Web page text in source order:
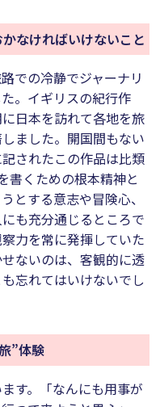
なければいけないこと
での冷静でジャーナリ
。イギリスの紀行作
日本を訪れて各地を旅
ました。開国間もない
されたこの作品は比類
書くための根本精神と
とする意志や冒険心、
も充分通じるところで
力を常に発揮していた
ないのは、客観的に透
忘れてはいけないでし
”体験
す。「なんにも用事が